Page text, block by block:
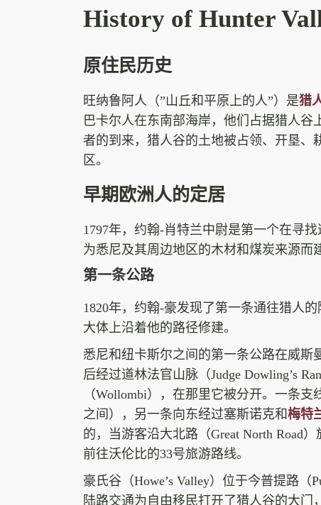
History of Hunter
原住民历史
旺纳鲁阿人（”山丘和平原上的人”）是猎
巴卡尔人在东南部海岸，他们占据猎人谷
者的到来，猎人谷的土地被占领、开垦、
区。
早期欧洲人的定居
1797年，约翰-肖特兰中尉是第一个在寻
为悉尼及其周边地区的木材和煤炭来源而
第一条公路
1820年，约翰-豪发现了第一条通往猎人
大体上沿着他的路径修建。
悉尼和纽卡斯尔之间的第一条公路在威斯
后经过道林法官山脉（Judge Dowling’s
（Wollombi），在那里它被分开。一条
之间），另一条向东经过塞斯诺克和梅特
的，当游客沿大北路（Great North Road
前往沃伦比的33号旅游路线。
豪氏谷（Howe’s Valley）位于今普提路（
陆路交通为自由移民打开了猎人谷的大